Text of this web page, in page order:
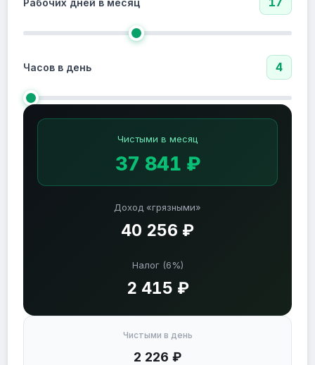
Рабочих дней в месяц
Часов в день 4
Доход «грязными»
40 256 ₽
Налог (6%)
2 415 ₽
Чистыми в месяц
37 841 ₽
Чистыми в день
2 226 ₽